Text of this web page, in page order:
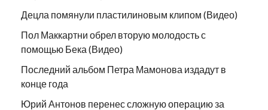
Децла помянули пластилиновым клипом (Видео)
Пол Маккартни обрел вторую молодость с
помощью Бека (Видео)
Последний альбом Петра Мамонова издадут в
конце года
Юрий Антонов перенес сложную операцию за